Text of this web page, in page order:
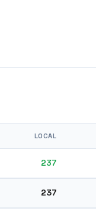
LOCAL
237
237